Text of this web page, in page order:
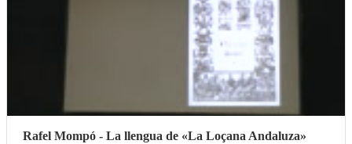
Rafel Mompó - La llengua de «La Loçana Andaluza»